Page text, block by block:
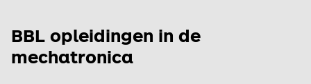
BBL opleidingen in de
mechatronica